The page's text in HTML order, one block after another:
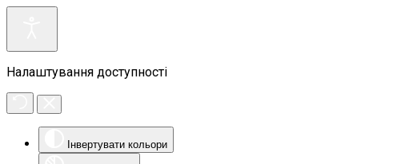
Налаштування доступності
Інвертувати кольори